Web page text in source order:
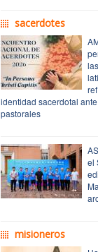
sacerdotes
identidad sacerdotal
pastorales
el
misioneros